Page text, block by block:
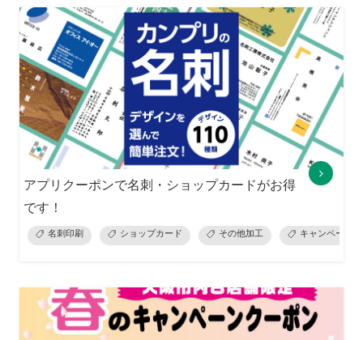
アプリクーポンで名刺・ショップカードがお得
です！
名刺印刷 ショップカード その他加工 キャンペーン